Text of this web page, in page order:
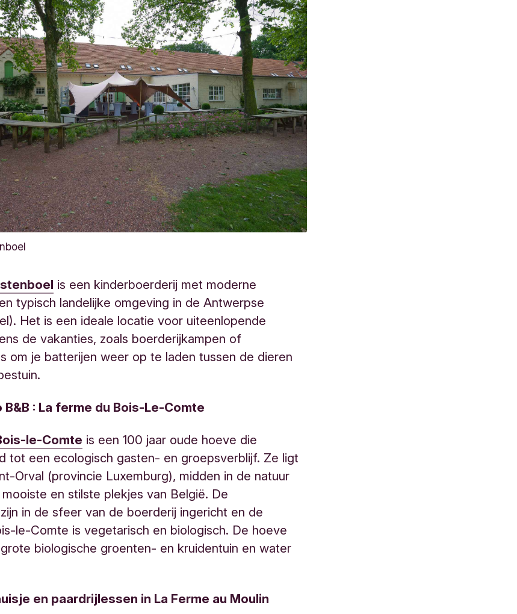
is een kinderboerderij met moderne
typisch landelijke omgeving in de Antwerpse
Het is een ideale locatie voor uiteenlopende
de vakanties, zoals boerderijkampen of
om je batterijen weer op te laden tussen de dieren
: La ferme du Bois-Le-Comte
le-Comte is een 100 jaar oude hoeve die
tot een ecologisch gasten- en groepsverblijf. Ze ligt
Orval (provincie Luxemburg), midden in de natuur
en stilste plekjes van België. De
in de sfeer van de boerderij ingericht en de
le-Comte is vegetarisch en biologisch. De hoeve
biologische groenten- en kruidentuin en water
en paardrijlessen in La Ferme au Moulin